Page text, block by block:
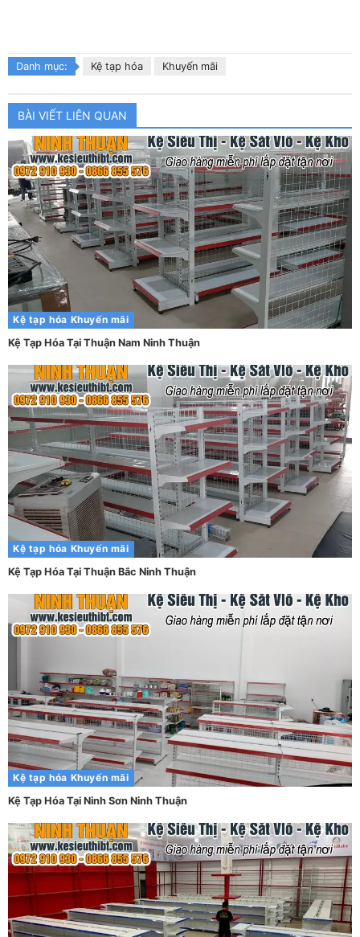
Danh mục: Kệ tạp hóa Khuyến mãi
BÀI VIẾT LIÊN QUAN
Kệ tạp hóa Khuyến mãi
Kệ Tạp Hóa Tại Thuận Nam Ninh Thuận
Kệ tạp hóa Khuyến mãi
Kệ Tạp Hóa Tại Thuận Bắc Ninh Thuận
Kệ tạp hóa Khuyến mãi
Kệ Tạp Hóa Tại Ninh Sơn Ninh Thuận